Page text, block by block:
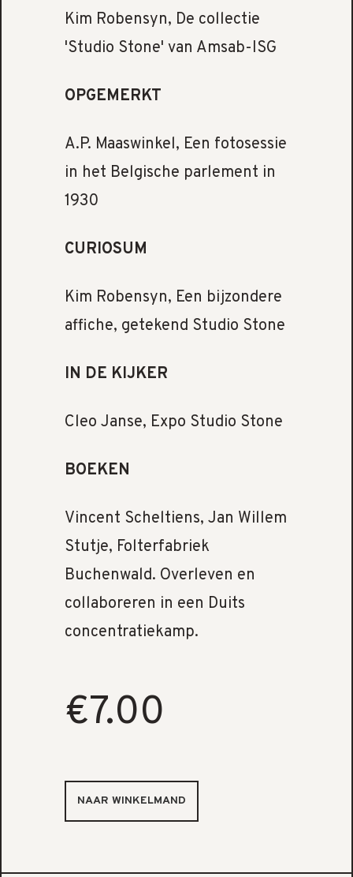
Kim Robensyn, De collectie
'Studio Stone' van Amsab-ISG
OPGEMERKT
A.P. Maaswinkel, Een fotosessie
in het Belgische parlement in
1930
CURIOSUM
Kim Robensyn, Een bijzondere
affiche, getekend Studio Stone
IN DE KIJKER
Cleo Janse, Expo Studio Stone
BOEKEN
Vincent Scheltiens, Jan Willem
Stutje, Folterfabriek
Buchenwald. Overleven en
collaboreren in een Duits
concentratiekamp.
€7.00